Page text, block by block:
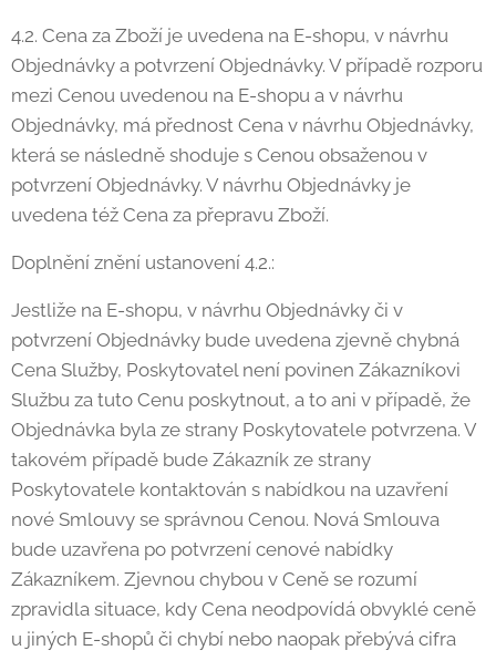
4.2. Cena za Zboží je uvedena na E-shopu, v návrhu
Objednávky a potvrzení Objednávky. V případě rozporu
mezi Cenou uvedenou na E-shopu a v návrhu
Objednávky, má přednost Cena v návrhu Objednávky,
která se následně shoduje s Cenou obsaženou v
potvrzení Objednávky. V návrhu Objednávky je
uvedena též Cena za přepravu Zboží.
Doplnění znění ustanovení 4.2.:
Jestliže na E-shopu, v návrhu Objednávky či v
potvrzení Objednávky bude uvedena zjevně chybná
Cena Služby, Poskytovatel není povinen Zákazníkovi
Službu za tuto Cenu poskytnout, a to ani v případě, že
Objednávka byla ze strany Poskytovatele potvrzena. V
takovém případě bude Zákazník ze strany
Poskytovatele kontaktován s nabídkou na uzavření
nové Smlouvy se správnou Cenou. Nová Smlouva
bude uzavřena po potvrzení cenové nabídky
Zákazníkem. Zjevnou chybou v Ceně se rozumí
zpravidla situace, kdy Cena neodpovídá obvyklé ceně
u jiných E-shopů či chybí nebo naopak přebývá cifra